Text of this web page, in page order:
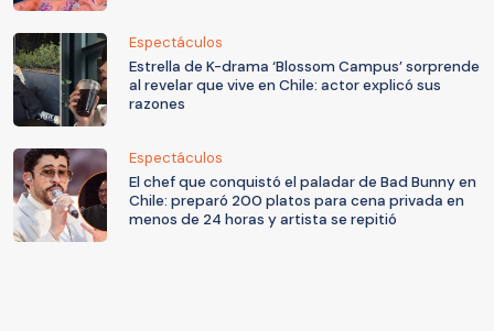
Espectáculos
Estrella de K-drama ‘Blossom Campus’ sorprende
al revelar que vive en Chile: actor explicó sus
razones
Espectáculos
El chef que conquistó el paladar de Bad Bunny en
Chile: preparó 200 platos para cena privada en
menos de 24 horas y artista se repitió